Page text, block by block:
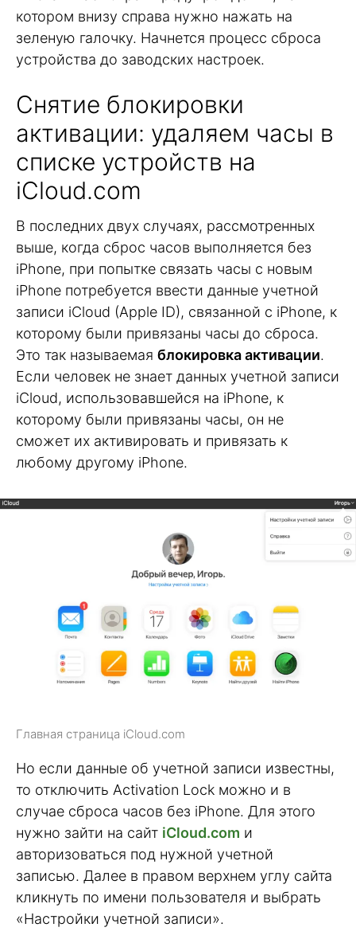
котором внизу справа нужно нажать на
зеленую галочку. Начнется процесс сброса
устройства до заводских настроек.
Снятие блокировки
активации: удаляем часы в
списке устройств на
iCloud.com
В последних двух случаях, рассмотренных
выше, когда сброс часов выполняется без
iPhone, при попытке связать часы с новым
iPhone потребуется ввести данные учетной
записи iCloud (Apple ID), связанной с iPhone, к
которому были привязаны часы до сброса.
Это так называемая блокировка активации.
Если человек не знает данных учетной записи
iCloud, использовавшейся на iPhone, к
которому были привязаны часы, он не
сможет их активировать и привязать к
любому другому iPhone.
Главная страница iCloud.com
Но если данные об учетной записи известны,
то отключить Activation Lock можно и в
случае сброса часов без iPhone. Для этого
нужно зайти на сайт iCloud.com и
авторизоваться под нужной учетной
записью. Далее в правом верхнем углу сайта
кликнуть по имени пользователя и выбрать
«Настройки учетной записи».